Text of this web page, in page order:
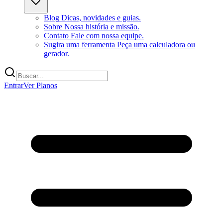
Blog Dicas, novidades e guias.
Sobre Nossa história e missão.
Contato Fale com nossa equipe.
Sugira uma ferramenta Peça uma calculadora ou
gerador.
EntrarVer Planos